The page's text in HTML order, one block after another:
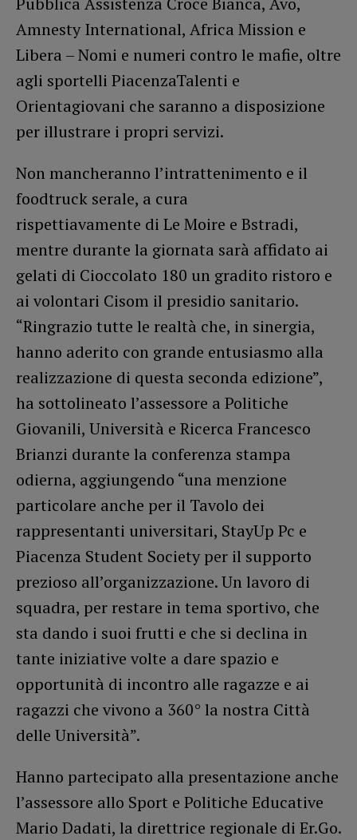
Amnesty International, Africa Mission e
Libera – Nomi e numeri contro le mafie, oltre
agli sportelli PiacenzaTalenti e
Orientagiovani che saranno a disposizione
per illustrare i propri servizi.
Non mancheranno l’intrattenimento e il
foodtruck serale, a cura
rispettiavamente di Le Moire e Bstradi,
mentre durante la giornata sarà affidato ai
gelati di Cioccolato 180 un gradito ristoro e
ai volontari Cisom il presidio sanitario.
“Ringrazio tutte le realtà che, in sinergia,
hanno aderito con grande entusiasmo alla
realizzazione di questa seconda edizione”,
ha sottolineato l’assessore a Politiche
Giovanili, Università e Ricerca Francesco
Brianzi durante la conferenza stampa
odierna, aggiungendo “una menzione
particolare anche per il Tavolo dei
rappresentanti universitari, StayUp Pc e
Piacenza Student Society per il supporto
prezioso all’organizzazione. Un lavoro di
squadra, per restare in tema sportivo, che
sta dando i suoi frutti e che si declina in
tante iniziative volte a dare spazio e
opportunità di incontro alle ragazze e ai
ragazzi che vivono a 360° la nostra Città
delle Università”.
Hanno partecipato alla presentazione anche
l’assessore allo Sport e Politiche Educative
Mario Dadati, la direttrice regionale di Er.Go.